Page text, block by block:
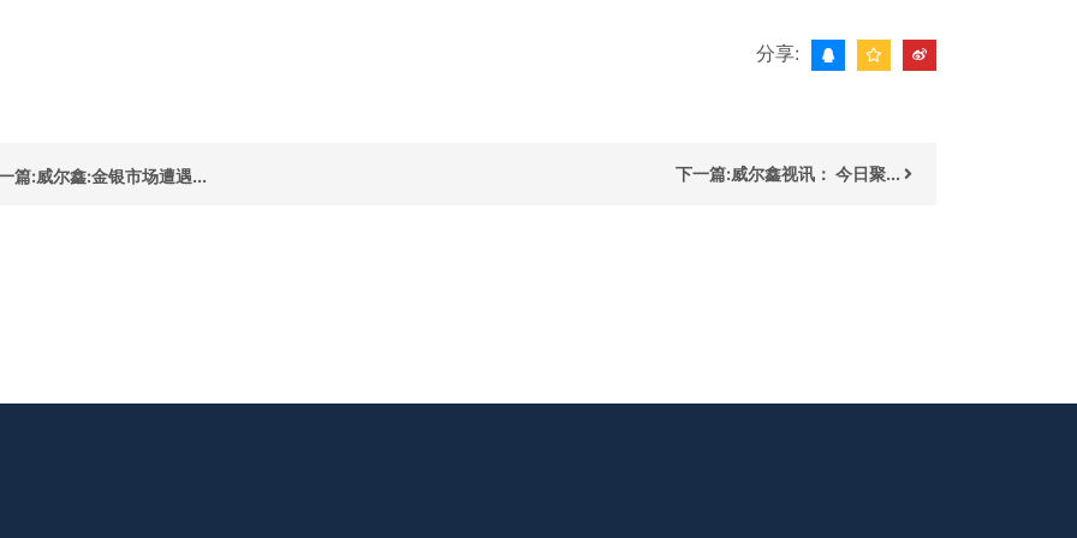
分享:
篇:威尔鑫:金银市场遭遇... 下一篇:威尔鑫视讯： 今日聚...